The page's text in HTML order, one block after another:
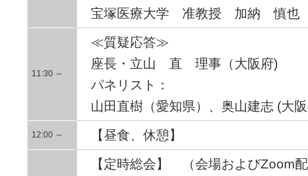
宝塚医療大学 准教授 加納 慎也
11:30 ～
≪質疑応答≫
座長・立山 直 理事（大阪府)
パネリスト：
山田直樹（愛知県）、奥山建志 (大
12:00 ～ 【昼食、休憩】
【定時総会】 （会場およびZoom